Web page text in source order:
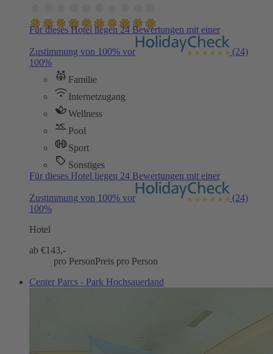
Für dieses Hotel liegen 24 Bewertungen mit einer
Zustimmung von 100% vor
(24)
100%
Familie
Internetzugang
Wellness
Pool
Sport
Sonstiges
Für dieses Hotel liegen 24 Bewertungen mit einer
Zustimmung von 100% vor
(24)
100%
Hotel
ab €143,-
pro PersonPreis pro Person
Center Parcs - Park Hochsauerland